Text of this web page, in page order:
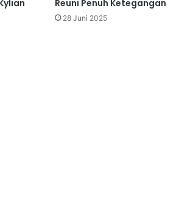
Reuni Penuh Ketegangan
28 Juni 2025